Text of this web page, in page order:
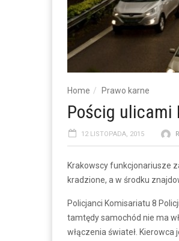
Home Prawo karne
Pościg ulicami
12 LISTOPADA, 2015
Krakowscy funkcjonariusze
kradzione, a w środku
Policjanci Komisariatu 8
tamtędy samochód nie ma
włączenia świateł.